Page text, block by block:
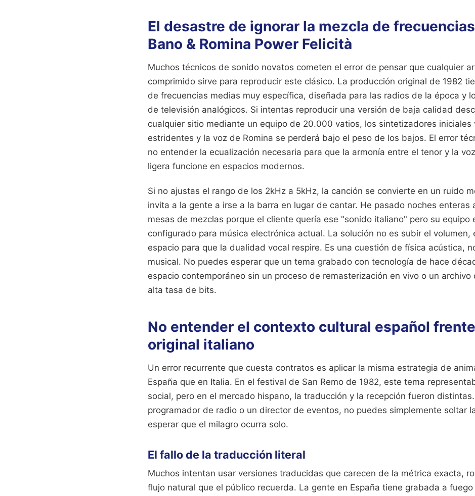
El desastre de ignorar la mezcla de
Bano & Romina Power Felicità
Muchos técnicos de sonido novatos cometen el error de pensar que cualquier
comprimido sirve para reproducir este clásico. La producción original de 1982
de frecuencias medias muy específica, diseñada para las radios de la época y
de televisión analógicos. Si intentas reproducir una versión de baja calidad
cualquier sitio mediante un equipo de 20.000 vatios, los sintetizadores iniciales
estridentes y la voz de Romina se perderá bajo el peso de los bajos. El error
no entender la ecualización necesaria para que la armonía entre el tenor y la
ligera funcione en espacios modernos.
Si no ajustas el rango de los 2kHz a 5kHz, la canción se convierte en un ruido
invita a la gente a irse a la barra en lugar de cantar. He pasado noches enteras
mesas de mezclas porque el cliente quería ese "sonido italiano" pero su equipo
configurado para música electrónica actual. La solución no es subir el volumen,
espacio para que la dualidad vocal respire. Es una cuestión de física acústica,
musical. No puedes esperar que un tema grabado con tecnología de hace
espacio contemporáneo sin un proceso de remasterización en vivo o un archivo
alta tasa de bits.
No entender el contexto cultural español
original italiano
Un error recurrente que cuesta contratos es aplicar la misma estrategia de
España que en Italia. En el festival de San Remo de 1982, este tema
social, pero en el mercado hispano, la traducción y la recepción fueron
programador de radio o un director de eventos, no puedes simplemente soltar
esperar que el milagro ocurra solo.
El fallo de la traducción literal
Muchos intentan usar versiones traducidas que carecen de la métrica exacta,
flujo natural que el público recuerda. La gente en España tiene grabada a